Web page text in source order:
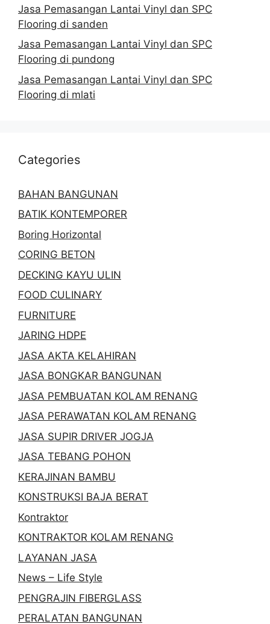
Jasa Pemasangan Lantai Vinyl dan SPC
Flooring di sanden
Jasa Pemasangan Lantai Vinyl dan SPC
Flooring di pundong
Jasa Pemasangan Lantai Vinyl dan SPC
Flooring di mlati
Categories
BAHAN BANGUNAN
BATIK KONTEMPORER
Boring Horizontal
CORING BETON
DECKING KAYU ULIN
FOOD CULINARY
FURNITURE
JARING HDPE
JASA AKTA KELAHIRAN
JASA BONGKAR BANGUNAN
JASA PEMBUATAN KOLAM RENANG
JASA PERAWATAN KOLAM RENANG
JASA SUPIR DRIVER JOGJA
JASA TEBANG POHON
KERAJINAN BAMBU
KONSTRUKSI BAJA BERAT
Kontraktor
KONTRAKTOR KOLAM RENANG
LAYANAN JASA
News – Life Style
PENGRAJIN FIBERGLASS
PERALATAN BANGUNAN